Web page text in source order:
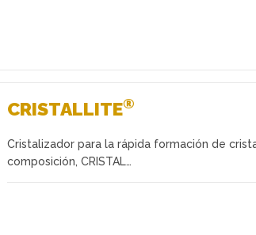
CRISTALLITE®
Cristalizador para la rápida formación de
composición, CRISTAL…